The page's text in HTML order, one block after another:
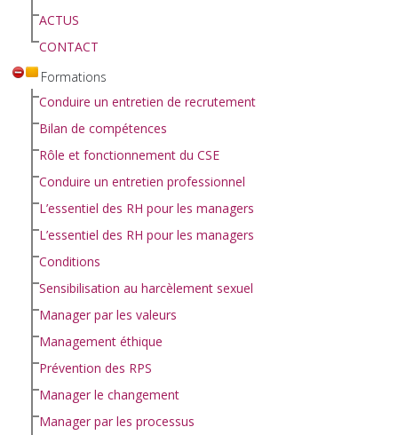
ACTUS
CONTACT
Formations
Conduire un entretien de recrutement
Bilan de compétences
Rôle et fonctionnement du CSE
Conduire un entretien professionnel
L’essentiel des RH pour les managers
L’essentiel des RH pour les managers
Conditions
Sensibilisation au harcèlement sexuel
Manager par les valeurs
Management éthique
Prévention des RPS
Manager le changement
Manager par les processus